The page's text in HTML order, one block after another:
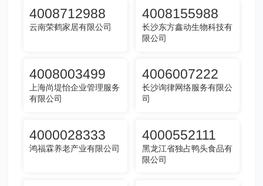
4008712988
云南荣鹤家居有限公司
4008155988
长沙东方鑫动生物科技有
限公司
4008003499
上海尚堤怡企业管理服务
有限公司
4006007222
长沙询律网络服务有限公
司
4000028333
鸿福霖养老产业有限公司
4000552111
黑龙江省独占鸭头食品有
限公司